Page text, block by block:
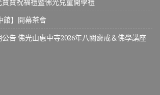
館】開幕茶會
告 佛光山惠中寺2026年八關齋戒＆佛學講座